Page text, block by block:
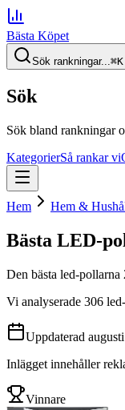
Bästa Köpet
Sök rankningar...⌘K
Sök
Sök bland rankningar
KategorierSå rankar vi
Hem Hem &
Bästa LED-
Den bästa led-pollarna
Vi analyserade 306
Uppdaterad
Inlägget innehåller
Vinnare